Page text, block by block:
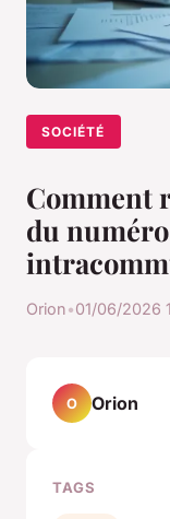
SOCIÉTÉ
Comment
du
Orion•01/06/2026
O Orion
TAGS